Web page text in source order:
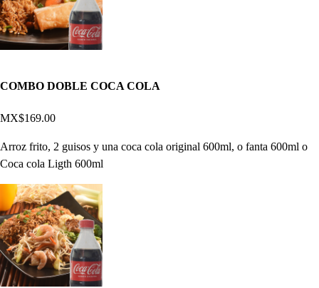
COMBO DOBLE COCA COLA
MX$169.00
Arroz frito, 2 guisos y una coca cola original 600ml, o fanta 600ml o
Coca cola Ligth 600ml